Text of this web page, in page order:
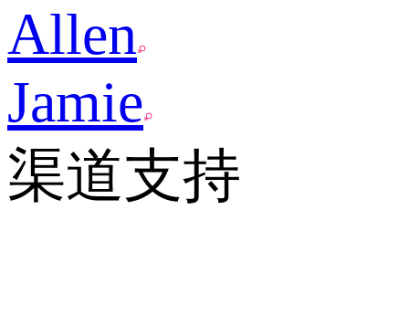
Allen
Jamie
渠道支持